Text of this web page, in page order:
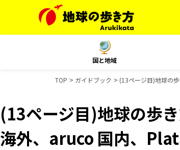
国と地域
TOP ガイドブック (13ページ目)地球の
(13ページ目)地球の歩
海外、aruco 国内、